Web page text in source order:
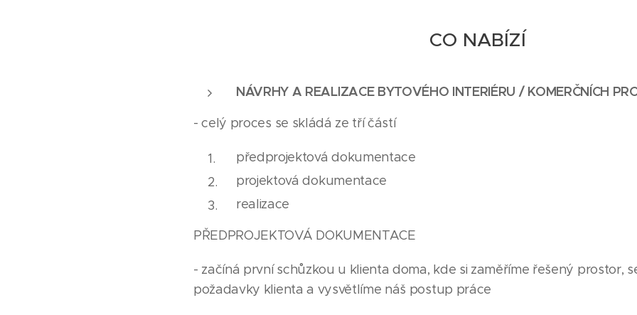
CO NABÍZÍ
NÁVRHY A REALIZACE BYTOVÉHO INTERIÉRU / KOMERČNÍCH
- celý proces se skládá ze tří částí
předprojektová dokumentace
projektová dokumentace
realizace
PŘEDPROJEKTOVÁ DOKUMENTACE
- začíná první schůzkou u klienta doma, kde si zaměříme řešený prostor,
požadavky klienta a vysvětlíme náš postup práce